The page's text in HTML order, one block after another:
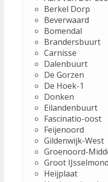
Berkel Dorp
Beverwaard
Bomendal
Brandersbuurt
Carnisse
Dalenbuurt
De Gorzen
De Hoek-1
Donken
Eilandenbuurt
Fascinatio-oost
Feijenoord
Gildenwijk-West
Groenoord-
Groot
Heijplaat